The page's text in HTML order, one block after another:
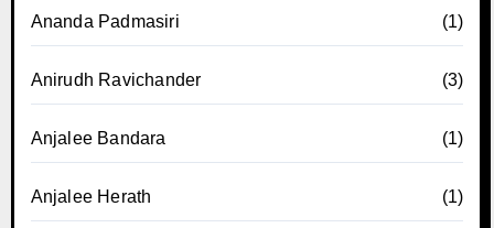
Ananda Padmasiri (1)
Anirudh Ravichander (3)
Anjalee Bandara (1)
Anjalee Herath (1)